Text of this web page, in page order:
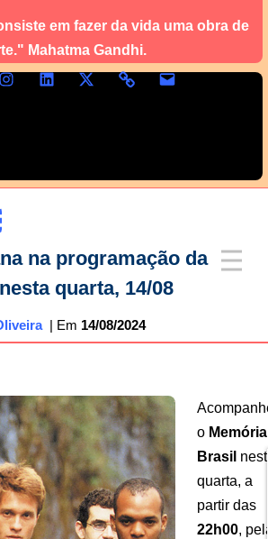
em fazer da vida uma obra de
Mahatma Gandhi.
na programação da
quarta, 14/08
14/08/2024
o Memória
Brasil
quarta, a
partir das
22h00,